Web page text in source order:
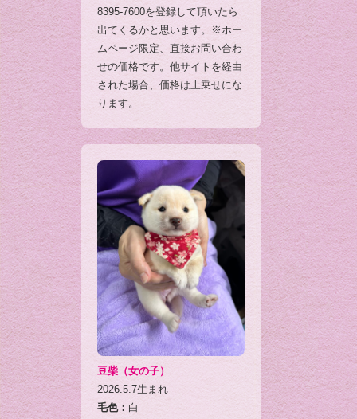
8395-7600を登録して頂いたら
出てくるかと思います。※ホー
ムページ限定、直接お問い合わ
せの価格です。他サイトを経由
された場合、価格は上乗せにな
ります。
豆柴（女の子）
2026.5.7生まれ
毛色： 白